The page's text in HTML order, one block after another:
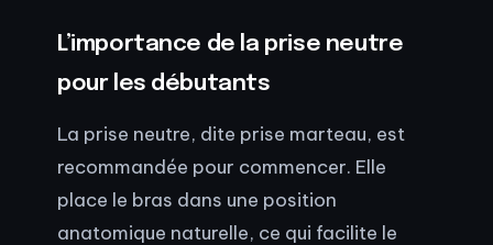
L’importance de la prise neutre
pour les débutants
La prise neutre, dite prise marteau, est
recommandée pour commencer. Elle
place le bras dans une position
anatomique naturelle, ce qui facilite le